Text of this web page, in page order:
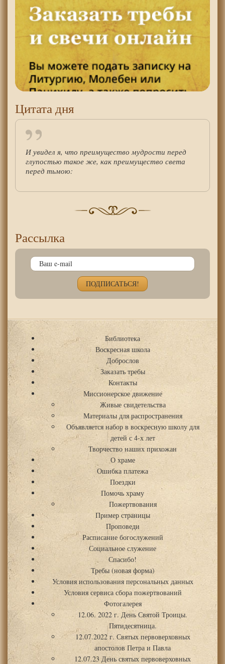
Цитата дня
И увидел я, что преимущество мудрости перед
глупостью такое же, как преимущество света
перед тьмою:
Рассылка
Библиотека
Воскресная школа
Доброслов
Заказать требы
Контакты
Миссионерское движение
Живые свидетельства
Материалы для распространения
Объявляется набор в воскресную школу для
детей с 4-х лет
Творчество наших прихожан
О храме
Ошибка платежа
Поездки
Помочь храму
Пожертвования
Пример страницы
Проповеди
Расписание богослужений
Социальное служение
Спасибо!
Требы (новая форма)
Условия использования персональных данных
Условия сервиса сбора пожертвований
Фотогалерея
12.06. 2022 г. День Святой Троицы.
Пятидесятница.
12.07.2022 г. Святых первоверховных
апостолов Петра и Павла
12.07.23 День святых первоверховных